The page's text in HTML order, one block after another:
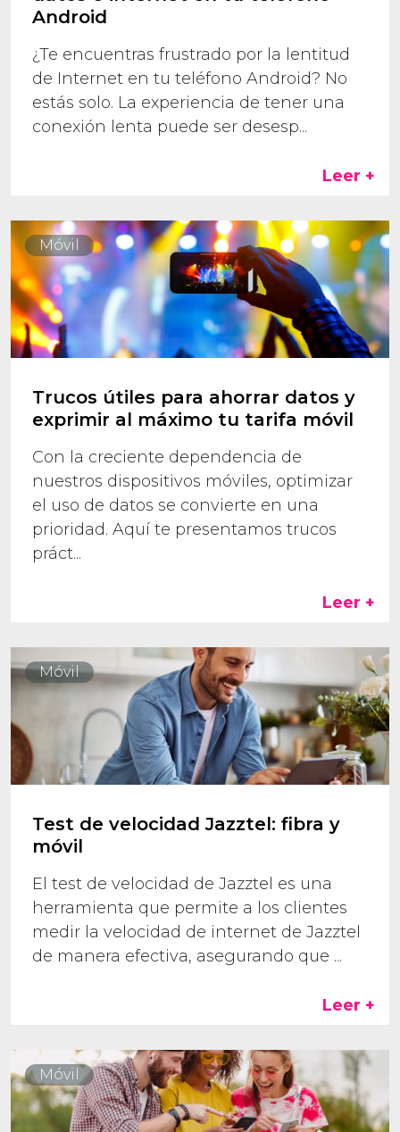
Android
¿Te encuentras frustrado por la lentitud
de Internet en tu teléfono Android? No
estás solo. La experiencia de tener una
conexión lenta puede ser desesp...
Leer +
Móvil
Trucos útiles para ahorrar datos y
exprimir al máximo tu tarifa móvil
Con la creciente dependencia de
nuestros dispositivos móviles, optimizar
el uso de datos se convierte en una
prioridad. Aquí te presentamos trucos
práct...
Leer +
Móvil
Test de velocidad Jazztel: fibra y
móvil
El test de velocidad de Jazztel es una
herramienta que permite a los clientes
medir la velocidad de internet de Jazztel
de manera efectiva, asegurando que ...
Leer +
Móvil